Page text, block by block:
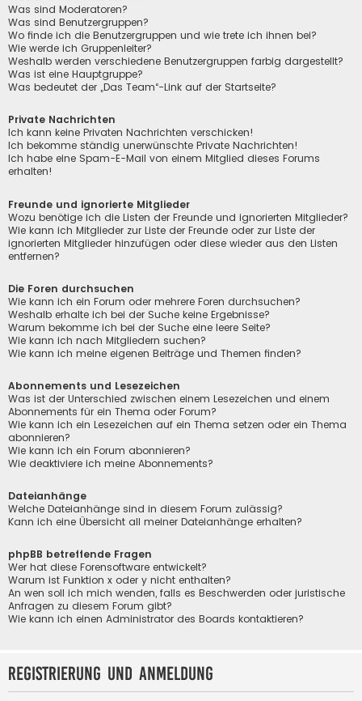
Was sind Moderatoren?
Was sind Benutzergruppen?
Wo finde ich die Benutzergruppen und wie trete ich ihnen bei?
Wie werde ich Gruppenleiter?
Weshalb werden verschiedene Benutzergruppen farbig dargestellt?
Was ist eine Hauptgruppe?
Was bedeutet der „Das Team“-Link auf der Startseite?
Private Nachrichten
Ich kann keine Privaten Nachrichten verschicken!
Ich bekomme ständig unerwünschte Private Nachrichten!
Ich habe eine Spam-E-Mail von einem Mitglied dieses Forums
erhalten!
Freunde und ignorierte Mitglieder
Wozu benötige ich die Listen der Freunde und ignorierten Mitglieder?
Wie kann ich Mitglieder zur Liste der Freunde oder zur Liste der
ignorierten Mitglieder hinzufügen oder diese wieder aus den Listen
entfernen?
Die Foren durchsuchen
Wie kann ich ein Forum oder mehrere Foren durchsuchen?
Weshalb erhalte ich bei der Suche keine Ergebnisse?
Warum bekomme ich bei der Suche eine leere Seite?
Wie kann ich nach Mitgliedern suchen?
Wie kann ich meine eigenen Beiträge und Themen finden?
Abonnements und Lesezeichen
Was ist der Unterschied zwischen einem Lesezeichen und einem
Abonnements für ein Thema oder Forum?
Wie kann ich ein Lesezeichen auf ein Thema setzen oder ein Thema
abonnieren?
Wie kann ich ein Forum abonnieren?
Wie deaktiviere ich meine Abonnements?
Dateianhänge
Welche Dateianhänge sind in diesem Forum zulässig?
Kann ich eine Übersicht all meiner Dateianhänge erhalten?
phpBB betreffende Fragen
Wer hat diese Forensoftware entwickelt?
Warum ist Funktion x oder y nicht enthalten?
An wen soll ich mich wenden, falls es Beschwerden oder juristische
Anfragen zu diesem Forum gibt?
Wie kann ich einen Administrator des Boards kontaktieren?
Registrierung und Anmeldung